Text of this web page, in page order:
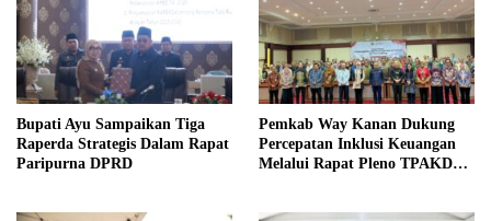
Bupati Ayu Sampaikan Tiga
Raperda Strategis Dalam Rapat
Paripurna DPRD
Pemkab Way Kanan Dukung
Percepatan Inklusi Keuangan
Melalui Rapat Pleno TPAKD